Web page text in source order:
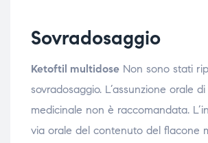
Sovradosaggio
Ketoftil multidose Non sono stati
sovradosaggio. L’assunzione orale
medicinale non è raccomandata.
via orale del contenuto del flacone